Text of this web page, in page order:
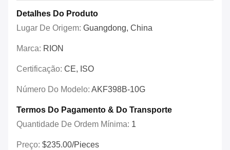
Detalhes Do Produto
Lugar De Origem: Guangdong, China
Marca: RION
Certificação: CE, ISO
Número Do Modelo: AKF398B-10G
Termos Do Pagamento & Do Transporte
Quantidade De Ordem Mínima: 1
Preço: $235.00/Pieces